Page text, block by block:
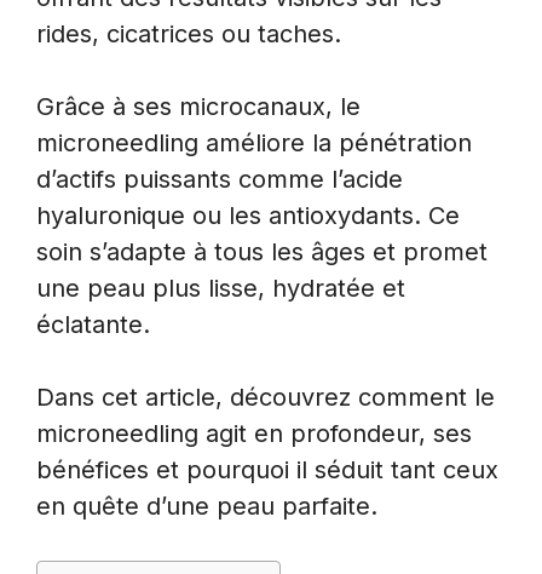
rides, cicatrices ou taches.
Grâce à ses microcanaux, le
microneedling améliore la pénétration
d’actifs puissants comme l’acide
hyaluronique ou les antioxydants. Ce
soin s’adapte à tous les âges et promet
une peau plus lisse, hydratée et
éclatante.
Dans cet article, découvrez comment le
microneedling agit en profondeur, ses
bénéfices et pourquoi il séduit tant ceux
en quête d’une peau parfaite.